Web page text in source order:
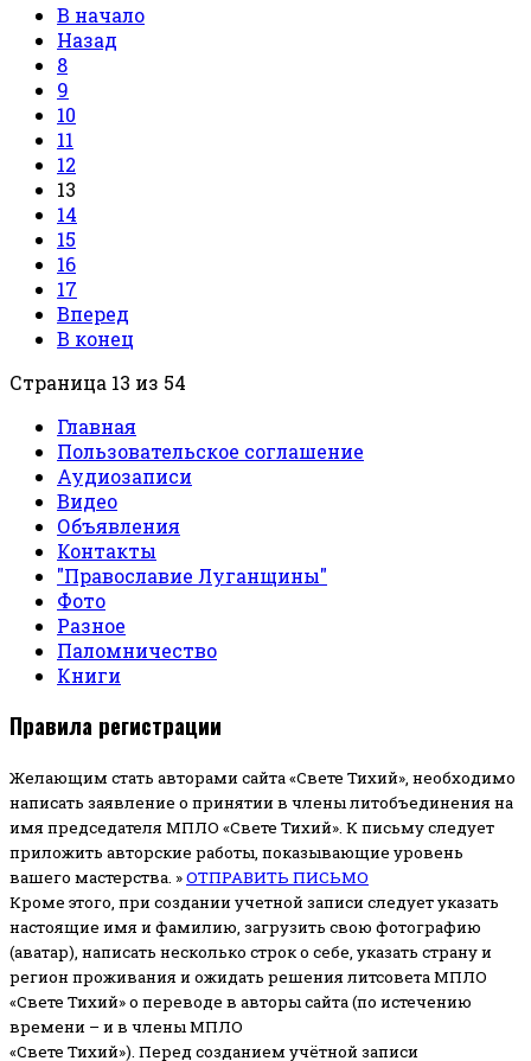
В начало
Назад
8
9
10
11
12
13
14
15
16
17
Вперед
В конец
Страница 13 из 54
Главная
Пользовательское соглашение
Аудиозаписи
Видео
Объявления
Контакты
"Православие Луганщины"
Фото
Разное
Паломничество
Книги
Правила регистрации
Желающим стать авторами сайта «Свете Тихий», необходимо
написать заявление о принятии в члены литобъединения на
имя председателя МПЛО «Свете Тихий». К письму следует
приложить авторские работы, показывающие уровень
вашего мастерства. »ОТПРАВИТЬ ПИСЬМО
Кроме этого, при создании учетной записи следует указать
настоящие имя и фамилию, загрузить свою фотографию
(аватар), написать несколько строк о себе, указать страну и
регион проживания и ожидать решения литсовета МПЛО
«Свете Тихий» о переводе в авторы сайта (по истечению
времени – и в члены МПЛО
«Свете Тихий»). Перед созданием учётной записи